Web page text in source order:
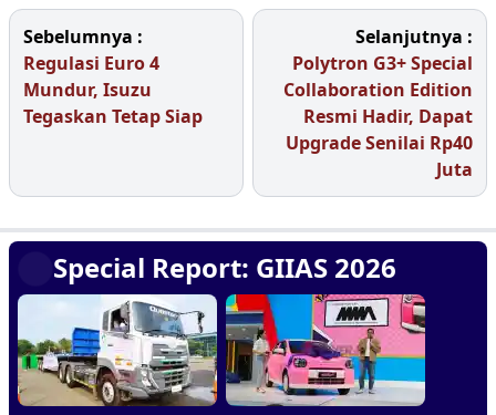
Sebelumnya :
Regulasi Euro 4
Mundur, Isuzu
Tegaskan Tetap Siap
Selanjutnya :
Polytron G3+ Special
Collaboration Edition
Resmi Hadir, Dapat
Upgrade Senilai Rp40
Juta
Special Report: GIIAS 2026